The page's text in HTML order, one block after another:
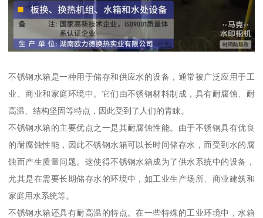
不锈钢水箱是一种用于储存和供应水的设备，通常被广泛应用于工
业、商业和家庭环境中。它们由不锈钢材料制成，具有耐腐蚀、耐
高温、结构坚固等特点，因此受到了人们的青睐。
不锈钢水箱的主要优点之一是其耐腐蚀性能。由于不锈钢具有优良
的耐腐蚀性能，因此不锈钢水箱可以长时间储存水，而受到水的腐
蚀而产生质量问题。这使得不锈钢水箱成为了供水系统中的设备，
尤其是在需要长期储存水的环境中，如工业生产场所、商业建筑和
家庭用水系统等。
不锈钢水箱还具有耐高温的特点。在一些特殊的工业环境中，水箱